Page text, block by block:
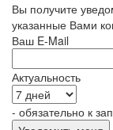
Вы получите
указанные Вами
Ваш E-Mail
Актуальность
- обязательно к